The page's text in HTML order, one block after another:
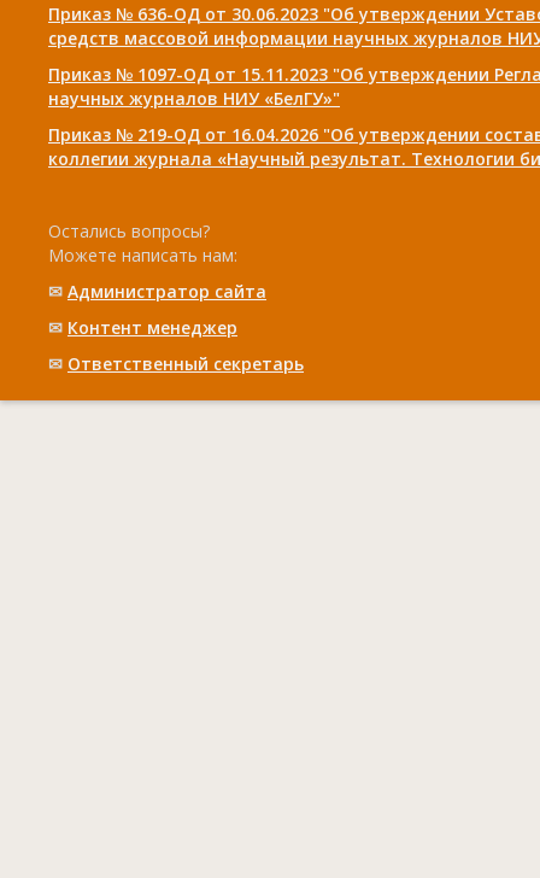
Приказ № 636-ОД от 30.06.2023 "Об утверждении
средств массовой информации научных журналов
Приказ № 1097-ОД от 15.11.2023 "Об утверждении
научных журналов НИУ «БелГУ»"
Приказ № 219-ОД от 16.04.2026 "Об утверждении
коллегии журнала «Научный результат. Технологии
Остались вопросы?
Можете написать нам:
✉ Администратор сайта
✉ Контент менеджер
✉ Ответственный cекретарь